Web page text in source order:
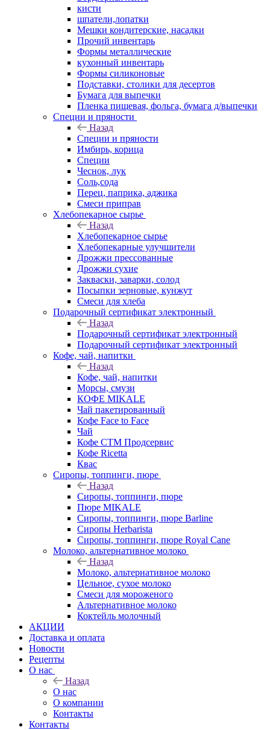
кисти
шпатели,лопатки
Мешки кондитерские, насадки
Прочий инвентарь
Формы металлические
кухонный инвентарь
Формы силиконовые
Подставки, столики для десертов
Бумага для выпечки
Пленка пищевая, фольга, бумага д/выпечки
Специи и пряности
Назад
Специи и пряности
Имбирь, корица
Специи
Чеснок, лук
Соль,сода
Перец, паприка, аджика
Смеси приправ
Хлебопекарное сырье
Назад
Хлебопекарное сырье
Хлебопекарные улучшители
Дрожжи прессованные
Дрожжи сухие
Закваски, заварки, солод
Посыпки зерновые, кунжут
Смеси для хлеба
Подарочный сертификат электронный
Назад
Подарочный сертификат электронный
Подарочный сертификат электронный
Кофе, чай, напитки
Назад
Кофе, чай, напитки
Морсы, смузи
КОФЕ MIKALE
Чай пакетированный
Кофе Face to Face
Чай
Кофе СТМ Продсервис
Кофе Ricetta
Квас
Сиропы, топпинги, пюре
Назад
Сиропы, топпинги, пюре
Пюре MIKALE
Сиропы, топпинги, пюре Barline
Сиропы Herbarista
Сиропы, топпинги, пюре Royal Cane
Молоко, альтернативное молоко
Назад
Молоко, альтернативное молоко
Цельное, сухое молоко
Смеси для мороженого
Альтернативное молоко
Коктейль молочный
АКЦИИ
Доставка и оплата
Новости
Рецепты
О нас
Назад
О нас
О компании
Контакты
Контакты